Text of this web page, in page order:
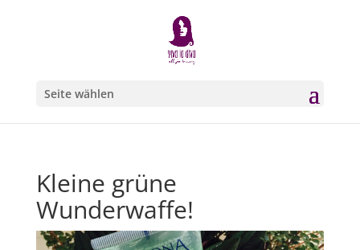
Seite wählen
Kleine grüne
Wunderwaffe!